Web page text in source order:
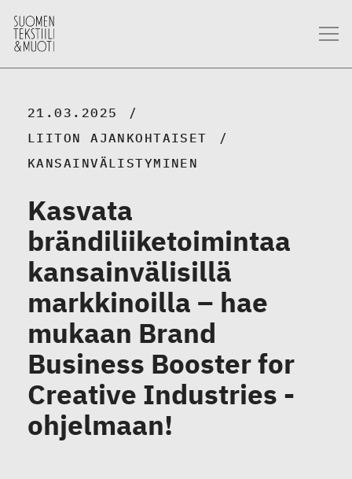
21.03.2025
LIITON AJANKOHTAISET
KANSAINVÄLISTYMINEN
Kasvata
brändiliiketoimintaa
kansainvälisillä
markkinoilla – hae
mukaan Brand
Business Booster for
Creative Industries -
ohjelmaan!